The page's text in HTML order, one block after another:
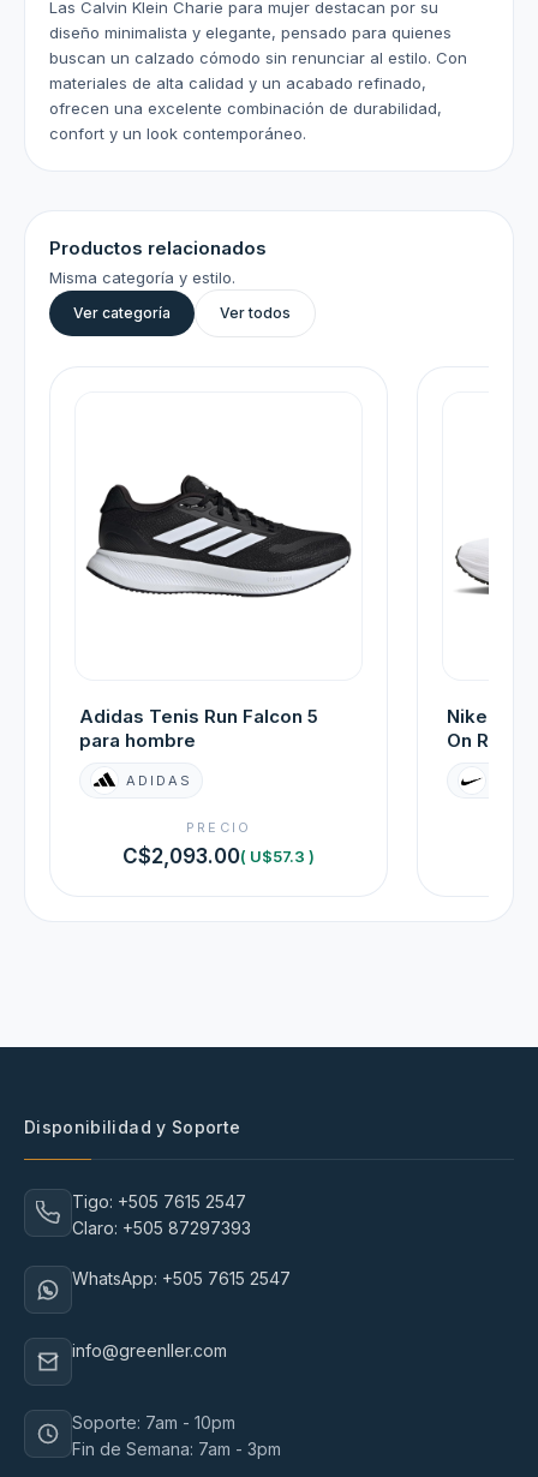
Las Calvin Klein Charie para mujer destacan por su
diseño minimalista y elegante, pensado para quienes
buscan un calzado cómodo sin renunciar al estilo. Con
materiales de alta calidad y un acabado refinado,
ofrecen una excelente combinación de durabilidad,
confort y un look contemporáneo.
Productos relacionados
Misma categoría y estilo.
Ver categoría Ver todos
Adidas Tenis Run Falcon 5
para hombre
ADIDAS
PRECIO
C$2,093.00( U$57.3 )
Nike
On Road
Disponibilidad y Soporte
Tigo: +505 7615 2547
Claro: +505 87297393
WhatsApp: +505 7615 2547
info@greenller.com
Soporte: 7am - 10pm
Fin de Semana: 7am - 3pm